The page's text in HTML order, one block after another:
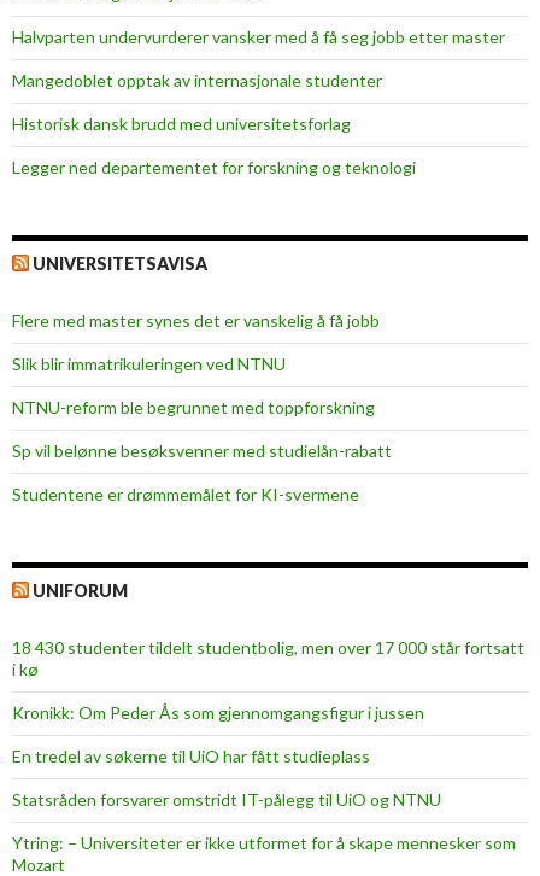
Halvparten undervurderer vansker med å få seg jobb etter master
Mangedoblet opptak av internasjonale studenter
Historisk dansk brudd med universitetsforlag
Legger ned departementet for forskning og teknologi
UNIVERSITETSAVISA
Flere med master synes det er vanskelig å få jobb
Slik blir immatrikuleringen ved NTNU
NTNU-reform ble begrunnet med toppforskning
Sp vil belønne besøksvenner med studielån-rabatt
Studentene er drømmemålet for KI-svermene
UNIFORUM
18 430 studenter tildelt studentbolig, men over 17 000 står fortsatt
i kø
Kronikk: Om Peder Ås som gjennomgangsfigur i jussen
En tredel av søkerne til UiO har fått studieplass
Statsråden forsvarer omstridt IT-pålegg til UiO og NTNU
Ytring: – Universiteter er ikke utformet for å skape mennesker som
Mozart